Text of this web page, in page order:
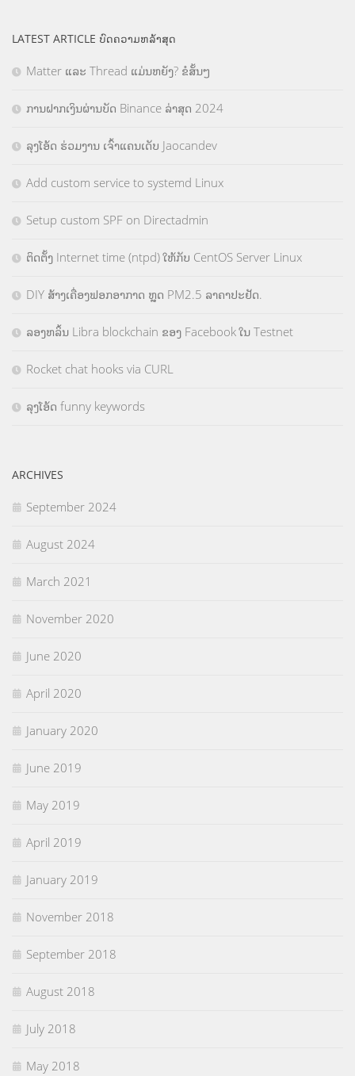
LATEST ARTICLE ບົດຄວາມຫລ້າສຸດ
Matter ແລະ Thread ແມ່ນຫຍັງ? ຂໍສັ້ນໆ
ການຝາກເງິນຜ່ານບັດ Binance ລ່າສຸດ 2024
ລຸງໂອ້ດ ຮ່ວມງານ ເຈົ້າແຄນເດັບ Jaocandev
Add custom service to systemd Linux
Setup custom SPF on Directadmin
ຕິດຕັ້ງ Internet time (ntpd) ໃຫ້ກັບ CentOS Server Linux
DIY ສ້າງເຄື່ອງຟອກອາກາດ ຫຼຸດ PM2.5 ລາຄາປະຢັດ.
ລອງຫລິ້ນ Libra blockchain ຂອງ Facebook ໃນ Testnet
Rocket chat hooks via CURL
ລຸງໂອ້ດ funny keywords
ARCHIVES
September 2024
August 2024
March 2021
November 2020
June 2020
April 2020
January 2020
June 2019
May 2019
April 2019
January 2019
November 2018
September 2018
August 2018
July 2018
May 2018